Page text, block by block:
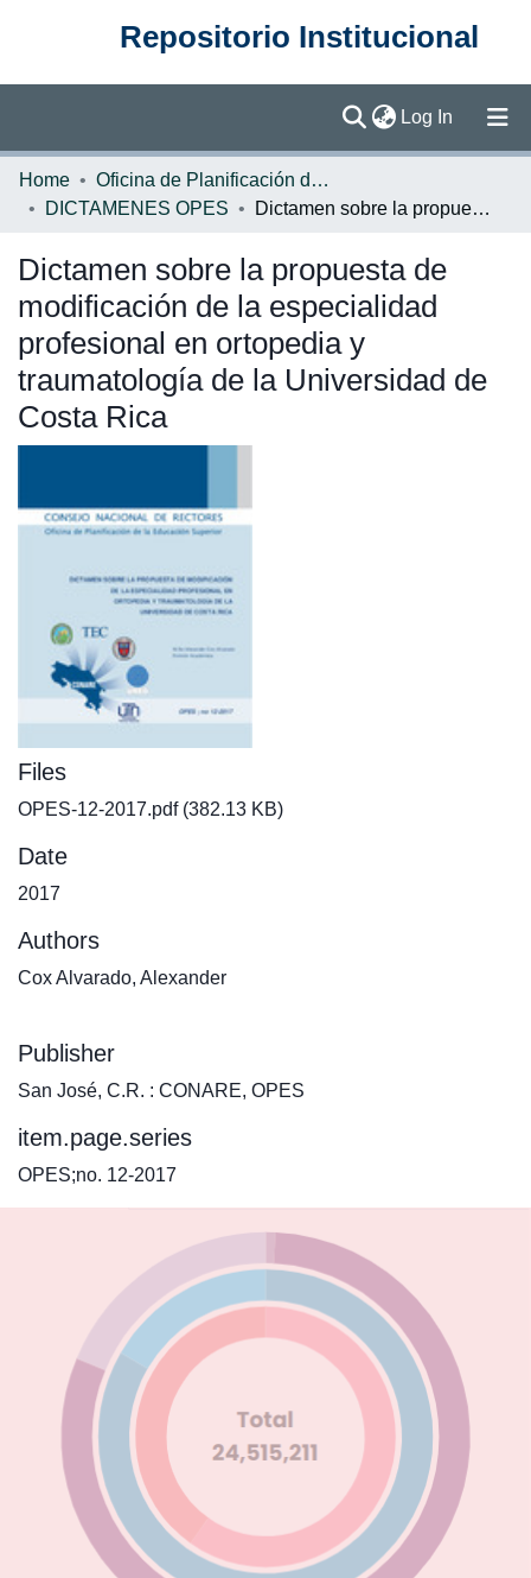
Repositorio Institucional
Log In (current)
Communities & Collections
Statistics
Home
Oficina de Planificación de la Educación Superior (OPES)
DICTAMENES OPES
Dictamen sobre la propuesta de modificación de la especialidad profesional en ortopedia y traumatología de la Universidad de Costa Rica
Dictamen sobre la propuesta de
modificación de la especialidad
profesional en ortopedia y
traumatología de la Universidad de
Costa Rica
Files
OPES-12-2017.pdf(382.13 KB)
Date
2017
Authors
Cox Alvarado, Alexander
Publisher
San José, C.R. : CONARE, OPES
item.page.series
OPES;no. 12-2017